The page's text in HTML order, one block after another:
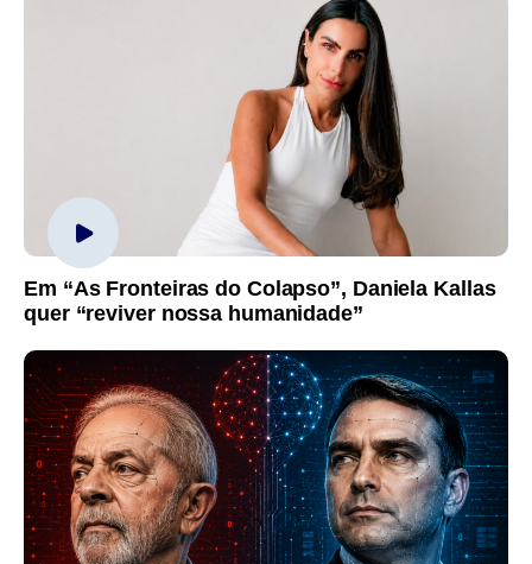
Em “As Fronteiras do Colapso”, Daniela Kallas
quer “reviver nossa humanidade”